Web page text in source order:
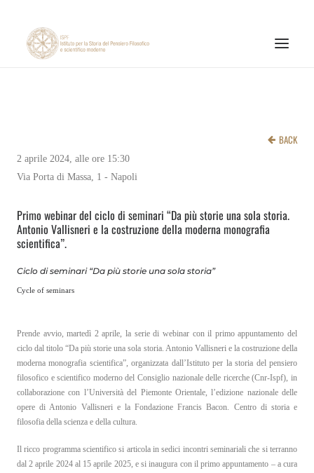
PUBLICATIONS
NEWS AND EVENTS
CNR
PAGINA INSTAGRAM ISPF
EN
IT
BACK
2 aprile 2024, alle ore 15:30
Via Porta di Massa, 1 - Napoli
Primo webinar del ciclo di seminari “Da più storie una sola storia.
Antonio Vallisneri e la costruzione della moderna monografia
scientifica”.
Ciclo di seminari “Da più storie una sola storia”
Cycle of seminars
Prende avvio, martedì 2 aprile, la serie di webinar con il primo appuntamento del
ciclo dal titolo “Da più storie una sola storia. Antonio Vallisneri e la costruzione della
moderna monografia scientifica”, organizzata dall’Istituto per la storia del pensiero
filosofico e scientifico moderno del Consiglio nazionale delle ricerche (Cnr-Ispf), in
collaborazione con l’Università del Piemonte Orientale, l’edizione nazionale delle
opere di Antonio Vallisneri e la Fondazione Francis Bacon. Centro di storia e
filosofia della scienza e della cultura.
Il ricco programma scientifico si articola in sedici incontri seminariali che si terranno
dal 2 aprile 2024 al 15 aprile 2025, e si inaugura con il primo appuntamento – a cura